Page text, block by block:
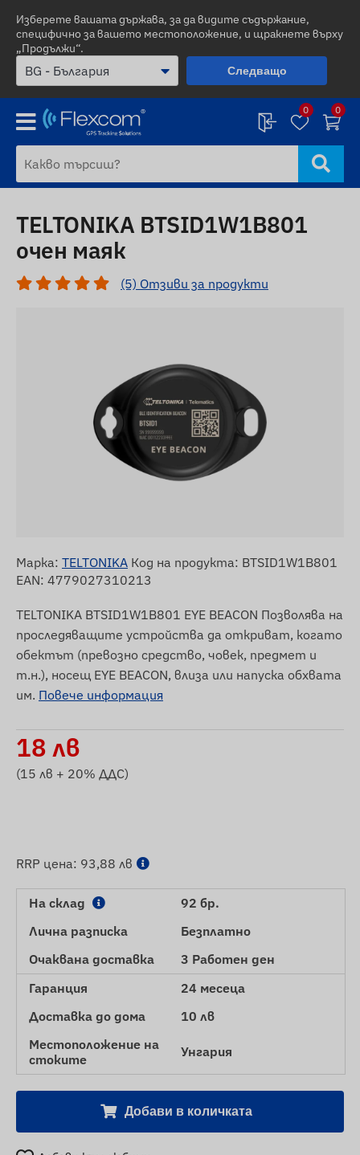
Изберете вашата държава, за да видите съдържание,
специфично за вашето местоположение, и щракнете върху
„Продължи“.
Следващо
0 0
TELTONIKA BTSID1W1B801
очен маяк
(5) Отзиви за продукти
Марка: TELTONIKA Код на продукта: BTSID1W1B801
EAN: 4779027310213
TELTONIKA BTSID1W1B801 EYE BEACON Позволява на
проследяващите устройства да откриват, когато
обектът (превозно средство, човек, предмет и
т.н.), носещ EYE BEACON, влиза или напуска обхвата
им. Повече информация
18лв
(15 лв + 20% ДДС)
RRP цена: 93,88 лв
На склад
92 бр.
Лична разписка
Безплатно
Очаквана доставка
3 Работен ден
Гаранция
24 месеца
Доставка до дома
10 лв
Местоположение на
стоките
Унгария
Добави в количката